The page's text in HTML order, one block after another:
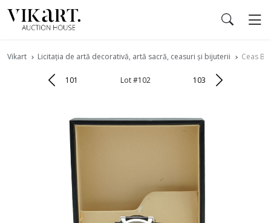
Vikart Licitația de artă decorativă, artă sacră, ceasuri și bijuterii Ceas
101 Lot #102 103